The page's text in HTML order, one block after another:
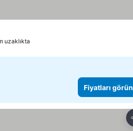
uzaklıkta
Fiyatları görün